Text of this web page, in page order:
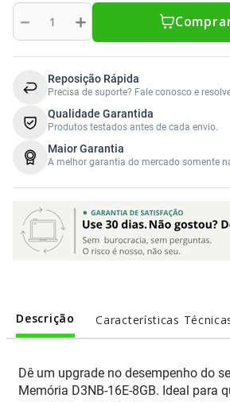
Sony Vaio
Sony Vaio
Caddy para SSD
Tela para Iphone
＋
－
Reposição Rápida
Precisa de suporte? Fale conosco e
Qualidade Garantida
Produtos testados antes de cada envio.
Maior Garantia
A melhor garantia do mercado somente
Descrição Características
Dê um upgrade no desempenho do
Memória D3NB-16E-8GB. Ideal para